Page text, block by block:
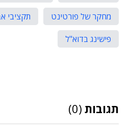
מחקר של פורטינט
תקציבי
פישינג בדוא"ל
תגובות (0)